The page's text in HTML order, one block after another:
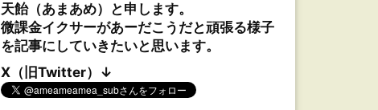
天飴（あまあめ）と申します。
微課金イクサーがあーだこうだと頑張る様子
を記事にしていきたいと思います。
X（旧Twitter）↓